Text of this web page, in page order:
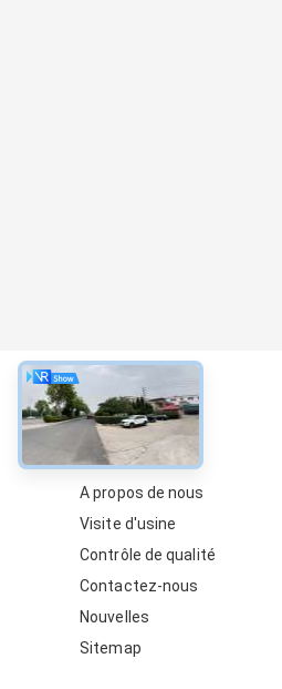
À propos
A propos de nous
Visite d'usine
Contrôle de qualité
Contactez-nous
Nouvelles
Sitemap